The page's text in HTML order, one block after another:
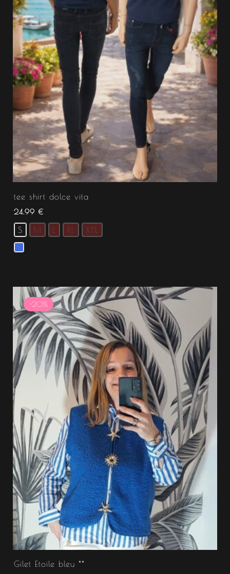
tee shirt dolce vita
24.99 €
S M L XL XXL
-20%
Gilet Etoile bleu **
Le
prix
initial
était :
37.99 €.
Le
prix
actuel
est :
30.39 €.